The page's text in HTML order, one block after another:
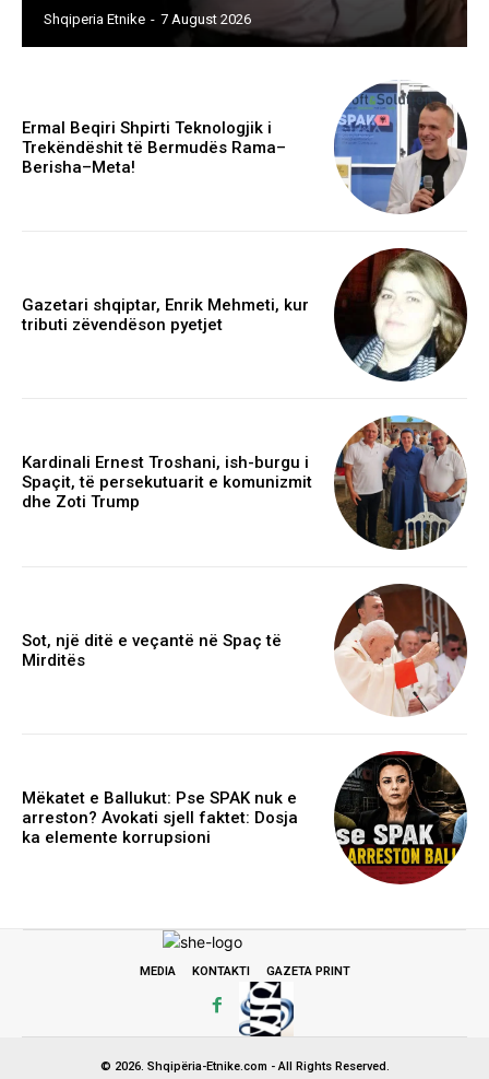
Shqiperia Etnike - 7 August 2026
Ermal Beqiri Shpirti Teknologjik i
Trekëndëshit të Bermudës Rama–
Berisha–Meta!
Gazetari shqiptar, Enrik Mehmeti, kur
tributi zëvendëson pyetjet
Kardinali Ernest Troshani, ish-burgu i
Spaçit, të persekutuarit e komunizmit
dhe Zoti Trump
Sot, një ditë e veçantë në Spaç të
Mirditës
Mëkatet e Ballukut: Pse SPAK nuk e
arreston? Avokati sjell faktet: Dosja
ka elemente korrupsioni
MEDIA KONTAKTI GAZETA PRINT
© 2026. Shqipëria-Etnike.com - All Rights Reserved.